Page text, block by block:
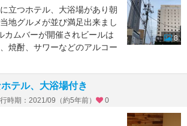
立つホテル、大浴場があり朝
地グルメが並び満足出来まし
カムバーが開催されビールは
焼酎、サワーなどのアルコー
8
テル、大浴場付き
時期：2021/09（約5年前） 0